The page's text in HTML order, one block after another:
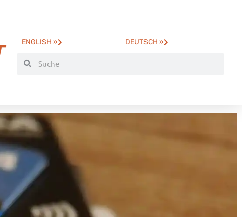
ENGLISH » DEUTSCH »